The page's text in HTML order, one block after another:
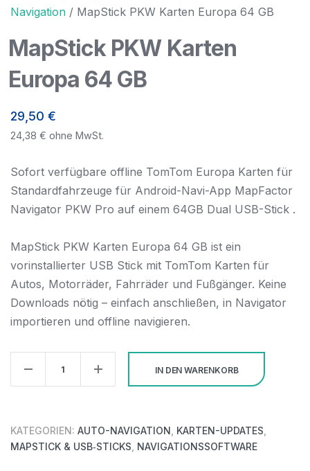
Navigation / MapStick PKW Karten Europa 64 GB
MapStick PKW Karten
Europa 64 GB
29,50 €
24,38 € ohne MwSt.
Sofort verfügbare offline TomTom Europa Karten für
Standardfahrzeuge für Android-Navi-App MapFactor
Navigator PKW Pro auf einem 64GB Dual USB-Stick .
MapStick PKW Karten Europa 64 GB ist ein
vorinstallierter USB Stick mit TomTom Karten für
Autos, Motorräder, Fahrräder und Fußgänger. Keine
Downloads nötig – einfach anschließen, in Navigator
importieren und offline navigieren.
64
GB
IN DEN WARENKORB
KATEGORIEN: AUTO-NAVIGATION KARTEN-UPDATES
MAPSTICK & USB‑STICKS NAVIGATIONSSOFTWARE